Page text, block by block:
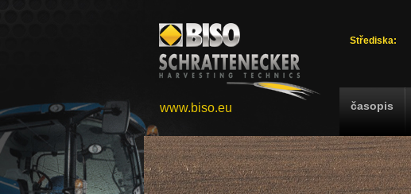
Střediska:
časopis
www.biso.eu